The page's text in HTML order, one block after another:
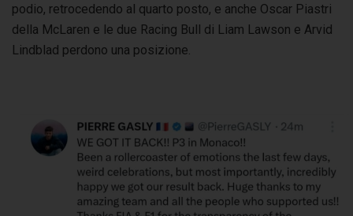
podio, retrocedendo al quarto posto, e anche Oscar Piastri
della McLaren e le due Racing Bull di Liam Lawson e Arvid
Lindblad perdono una posizione.